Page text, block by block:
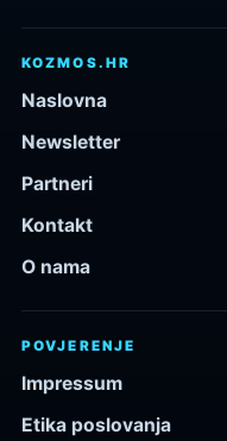
KOZMOS.HR
Naslovna
Newsletter
Partneri
Kontakt
O nama
POVJERENJE
Impressum
Etika poslovanja